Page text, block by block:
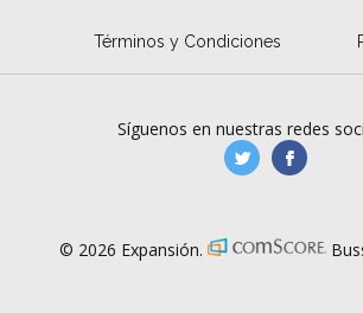
Términos y Condiciones
Síguenos en nuestras redes
© 2026 Expansión.